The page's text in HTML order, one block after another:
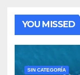
YOU MISSED
SIN CATEGORÍA